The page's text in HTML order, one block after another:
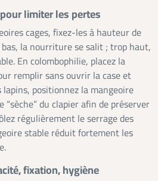
limiter les pertes
cages, fixez-les à hauteur de
la nourriture se salit ; trop haut,
En colombophilie, placez la
remplir sans ouvrir la case et
positionnez la mangeoire
“sèche” du clapier afin de préserver
régulièrement le serrage des
stable réduit fortement les
fixation, hygiène